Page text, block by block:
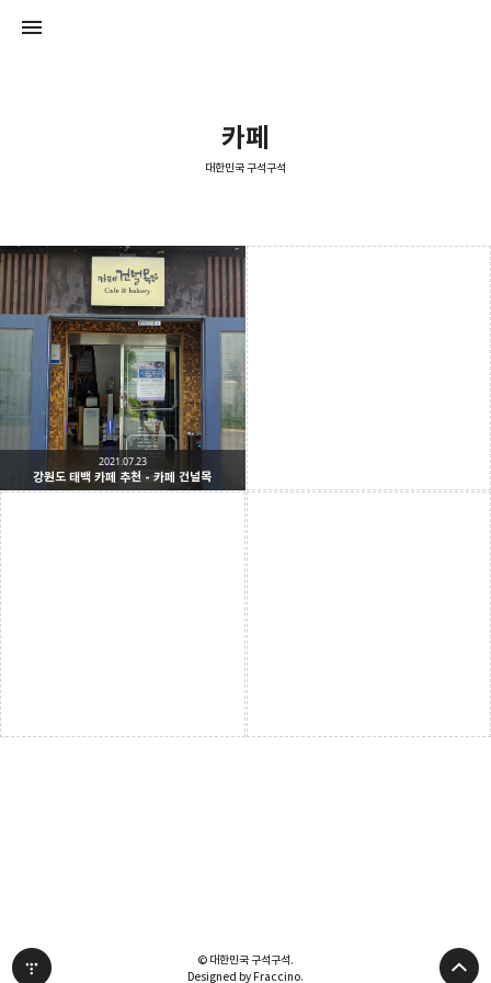
카페
대한민국 구석구석
강원도 태백 카페 추천 - 카페 건널목
2021.07.23
대한민국 구석구석
© 대한민국 구석구석.
Designed by Fraccino.